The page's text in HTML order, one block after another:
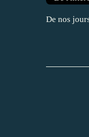
De nos